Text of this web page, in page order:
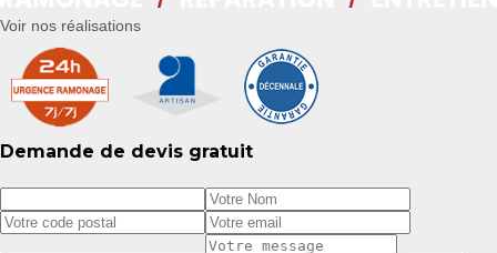
Voir nos réalisations
Demande de devis gratuit